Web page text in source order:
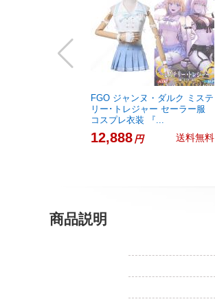
FGO ジャンヌ・ダルク ミステ
リー･トレジャー セーラー服
コスプレ衣装 『...
12,888円 送料無料
商品説明